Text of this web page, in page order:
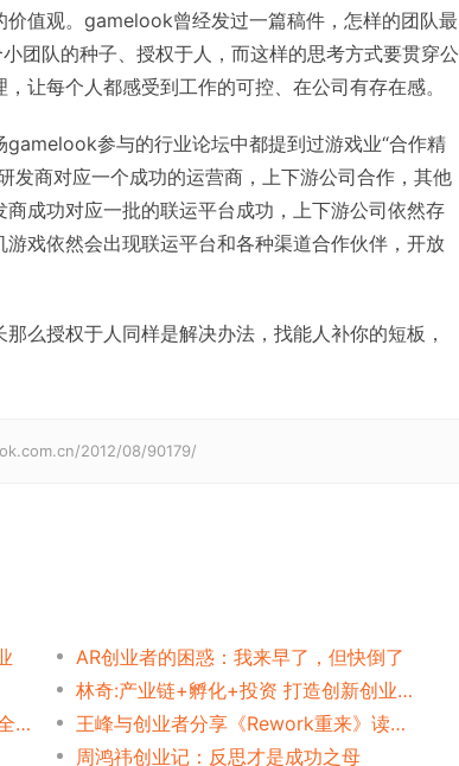
值观。gamelook曾经发过一篇稿件，怎样的团队最
团队的种子、授权于人，而这样的思考方式要贯穿公
让每个人都感受到工作的可控、在公司有存在感。
参与的行业论坛中都提到过游戏业“合作精
发商对应一个成功的运营商，上下游公司合作，其他
成功对应一批的联运平台成功，上下游公司依然存
戏依然会出现联运平台和各种渠道合作伙伴，开放
么授权于人同样是解决办法，找能人补你的短板，
2012/08/90179/
AR创业者的困惑：我来早了，但快倒了
林奇:产业链+孵化+投资 打造创新创业模式
巨人投资总监许怡然：网游创业失败全攻略
王峰与创业者分享《Rework重来》读后感
周鸿祎创业记：反思才是成功之母